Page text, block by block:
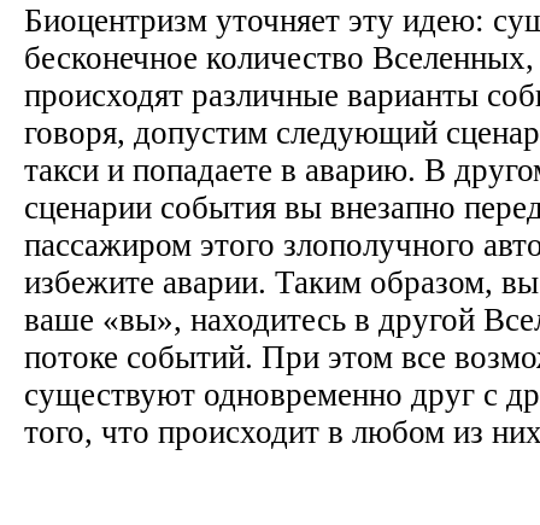
Биоцентризм уточняет эту идею:
бесконечное количество
происходят различные варианты
говоря, допустим следующий
такси и попадаете в аварию. В
сценарии события вы внезапно
пассажиром этого злополучного
избежите аварии. Таким образом,
ваше «вы», находитесь в другой
потоке событий. При этом все
существуют одновременно друг с
того, что происходит в любом из